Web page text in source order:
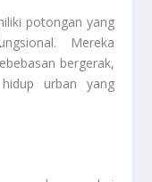
potongan yang
Mereka
bergerak,
urban yang